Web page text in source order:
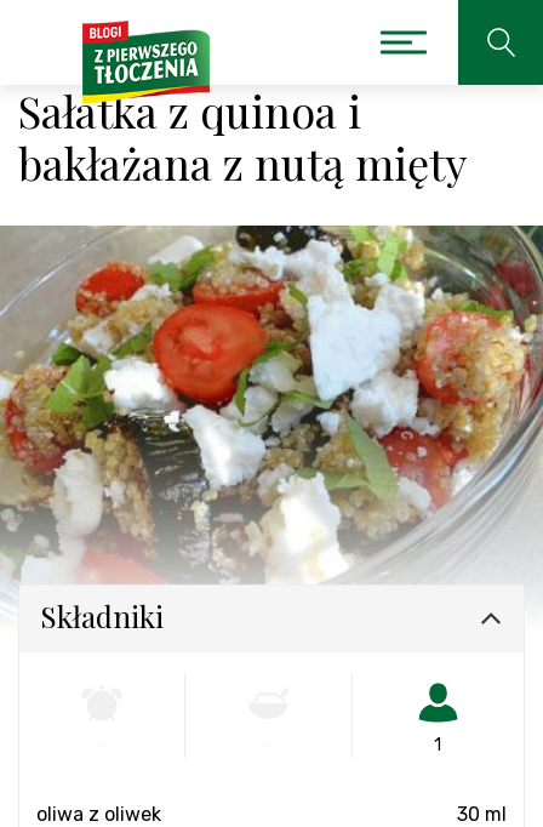
Sałatka z quinoa i
bakłażana z nutą mięty
Składniki
1
oliwa z oliwek 30 ml